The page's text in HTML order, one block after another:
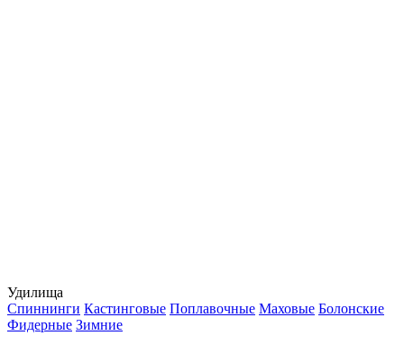
Удилища
Спиннинги Кастинговые Поплавочные Маховые Болонские
Фидерные Зимние